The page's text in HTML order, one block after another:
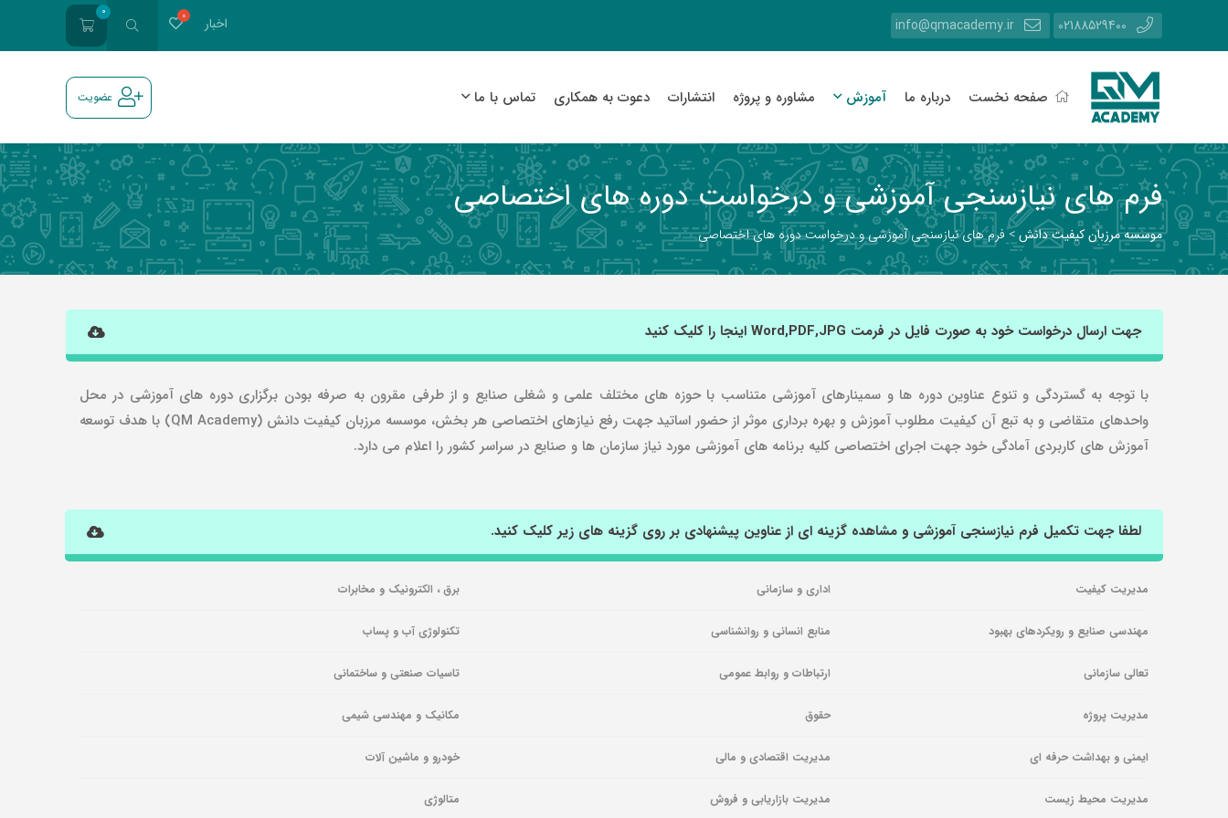
02188529400
info@qmacademy.ir اخبار
0
صفحه نخست درباره ما آموزش مشاوره و پروژه انتشارات دعوت به همکاری تماس با ما عضویت
فرم های نیازسنجی آموزشی و درخواست دوره های اختصاصی
موسسه مرزبان کیفیت دانش>فرم های نیازسنجی آموزشی و درخواست دوره های اختصاصی
جهت ارسال درخواست خود به صورت فایل در فرمت Word,PDF,JPG اینجا را کلیک کنید
با توجه به گستردگی و تنوع عناوین دوره ها و سمینارهای آموزشی متناسب با حوزه های مختلف علمی و شغلی صنایع و از طرفی مقرون به صرفه بودن برگزاری دوره های آموزشی در محل
واحدهای متقاضی و به تبع آن کیفیت مطلوب آموزش و بهره برداری موثر از حضور اساتید جهت رفع نیازهای اختصاصی هر بخش، موسسه مرزبان کیفیت دانش (QM Academy) با هدف توسعه
آموزش های کاربردی آمادگی خود جهت اجرای اختصاصی کلیه برنامه های آموزشی مورد نیاز سازمان ها و صنایع در سراسر کشور را اعلام می دارد.
لطفا جهت تکمیل فرم نیازسنجی آموزشی و مشاهده گزینه ای از عناوین پیشنهادی بر روی گزینه های زیر کلیک کنید.
مدیریت کیفیت اداری و سازمانی برق ، الکترونیک و مخابرات
مهندسی صنایع و رویکردهای بهبود منابع انسانی و روانشناسی تکنولوژی آب و پساب
تعالی سازمانی ارتباطات و روابط عمومی تاسیات صنعتی و ساختمانی
مدیریت پروژه حقوق مکانیک و مهندسی شیمی
ایمنی و بهداشت حرفه ای مدیریت اقتصادی و مالی خودرو و ماشین آلات
مدیریت محیط زیست مدیریت بازاریابی و فروش متالوژی